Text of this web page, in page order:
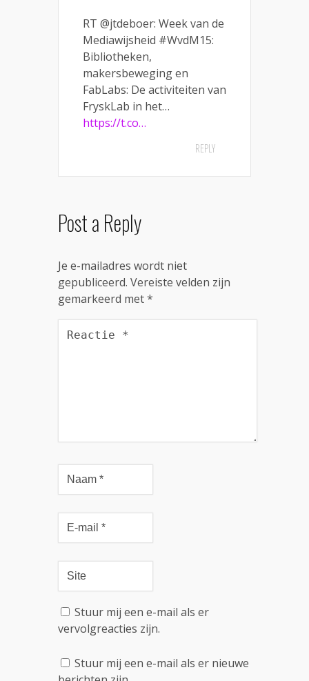
RT @jtdeboer: Week van de
Mediawijsheid #WvdM15:
Bibliotheken,
makersbeweging en
FabLabs: De activiteiten van
FryskLab in het…
https://t.co…
REPLY
Post a Reply
Je e-mailadres wordt niet
gepubliceerd. Vereiste velden zijn
gemarkeerd met*
Stuur mij een e-mail als er
vervolgreacties zijn.
Stuur mij een e-mail als er nieuwe